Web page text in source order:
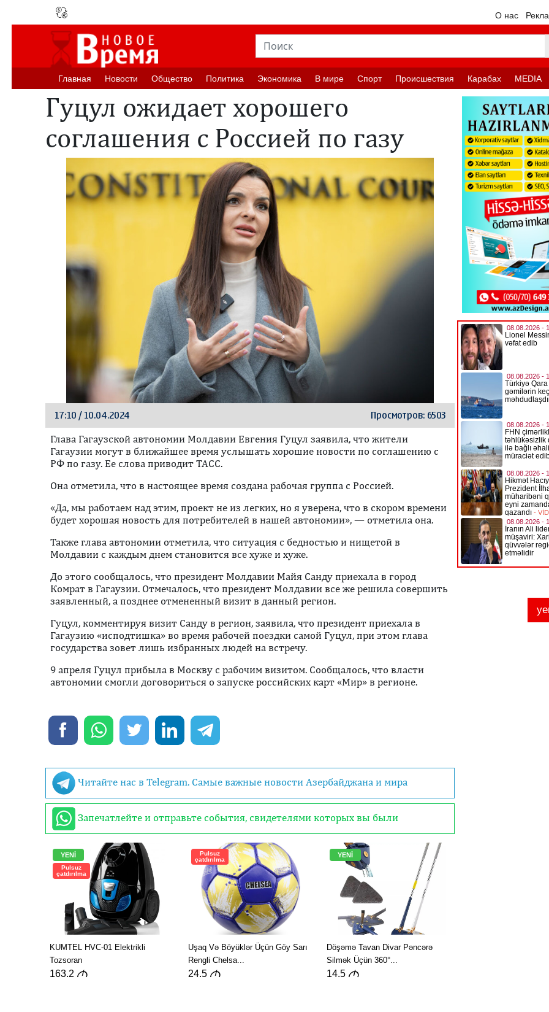
О нас
Главная Новости Oбщество Политика Экономика В мире Спорт Происшествия Карабах MEDIA
Гуцул ожидает хорошего
соглашения с Россией по газу
17:10 / 10.04.2024 Просмотров: 6503
Глава Гагаузской автономии Молдавии Евгения Гуцул заявила, что жители
Гагаузии могут в ближайшее время услышать хорошие новости по соглашению с
РФ по газу. Ее слова приводит ТАСС.
Она отметила, что в настоящее время создана рабочая группа с Россией.
«Да, мы работаем над этим, проект не из легких, но я уверена, что в скором времени
будет хорошая новость для потребителей в нашей автономии», — отметила она.
Также глава автономии отметила, что ситуация с бедностью и нищетой в
Молдавии с каждым днем становится все хуже и хуже.
До этого сообщалось, что президент Молдавии Майя Санду приехала в город
Комрат в Гагаузии. Отмечалось, что президент Молдавии все же решила совершить
заявленный, а позднее отмененный визит в данный регион.
Гуцул, комментируя визит Санду в регион, заявила, что президент приехала в
Гагаузию «исподтишка» во время рабочей поездки самой Гуцул, при этом глава
государства зовет лишь избранных людей на встречу.
9 апреля Гуцул прибыла в Москву с рабочим визитом. Сообщалось, что власти
автономии смогли договориться о запуске российских карт «Мир» в регионе.
Читайте нас в Telegram. Самые важные новости Азербайджана и мира
Запечатлейте и отправьте события, свидетелями которых вы были